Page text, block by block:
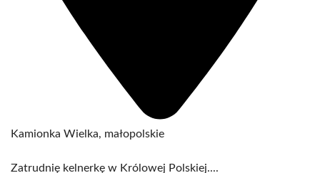
Kamionka Wielka, małopolskie
Zatrudnię kelnerkę w Królowej Polskiej....